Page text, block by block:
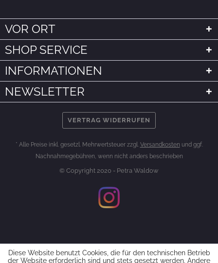
VOR ORT
SHOP SERVICE
INFORMATIONEN
NEWSLETTER
VERTRAG WIDERRUFEN
* Alle Preise inkl. gesetzl. Mehrwertsteuer zzgl. Versandkosten und ggf.
Nachnahmegebühren, wenn nicht anders beschrieben
© Copyright 2020 - Petra Waldow
Diese Website benutzt Cookies, die für den technischen Betrieb
der Website erforderlich sind und stets gesetzt werden. Andere